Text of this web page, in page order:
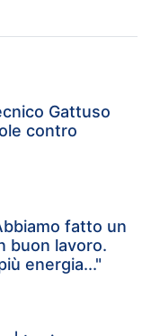
Gattuso
contro
fatto un
buon lavoro.
energia..."